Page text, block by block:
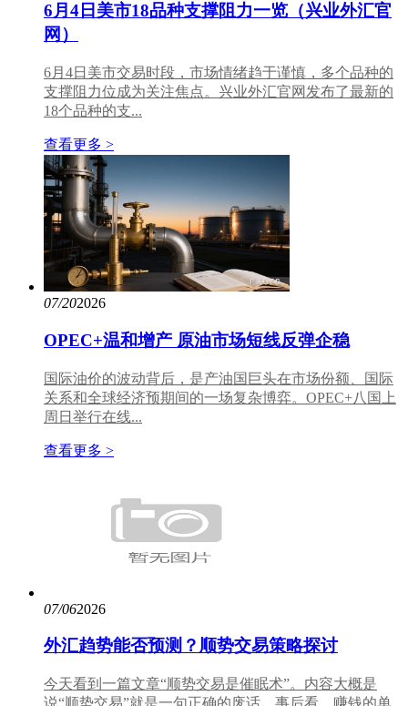
6月4日美市18品种支撑阻力一览（兴业外汇官
网）
6月4日美市交易时段，市场情绪趋于谨慎，多个品种的
支撑阻力位成为关注焦点。兴业外汇官网发布了最新的
18个品种的支...
查看更多 >
07/202026
OPEC+温和增产 原油市场短线反弹企稳
国际油价的波动背后，是产油国巨头在市场份额、国际
关系和全球经济预期间的一场复杂博弈。OPEC+八国上
周日举行在线...
查看更多 >
07/062026
外汇趋势能否预测？顺势交易策略探讨
今天看到一篇文章“顺势交易是催眠术”。内容大概是
说“顺势交易”就是一句正确的废话。事后看，赚钱的单